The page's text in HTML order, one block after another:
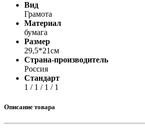
Вид
Грамота
Материал
бумага
Размер
29,5*21см
Страна-производитель
Россия
Стандарт
1 / 1 / 1 / 1
Описание товара